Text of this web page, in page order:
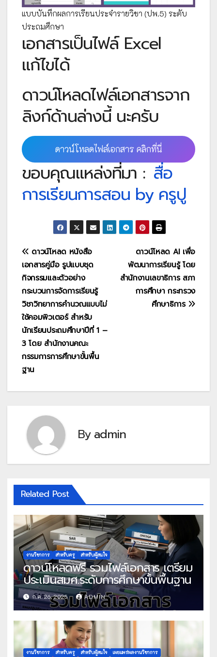
แบบบันทึกผลการเรียนประจำรายวิชา (ปพ.5) ระดับ
ประถมศึกษา
เอกสารเป็นไฟล์ Excel
แก้ไขได้
ดาวน์โหลดไฟล์เอกสารจาก
ลิงก์ด้านล่างนี้ นะครับ
ดาวน์โหลดไฟล์เอกสาร คลิกที่นี่
ขอบคุณแหล่งที่มา : สื่อ
การเรียนการสอน by ครูปู
แนะแนว
เรื่อง
ดาวน์โหลด AI เพื่อ
พัฒนาการเรียนรู้ โดย
สำนักงานเลขาธิการ สภา
การศึกษา กระทรวง
ศึกษาธิการ
ดาวน์โหลด หนังสือ
เอกสารคู่มือ รูปแบบชุด
กิจกรรมและตัวอย่าง
กระบวนการจัดการเรียนรู้
วิชาวิทยาการคำนวณแบบไม่
ใช้คอมพิวเตอร์ สำหรับ
นักเรียนประถมศึกษาปีที่ 1 –
3 โดย สำนักงานคณะ
กรรมการการศึกษาขั้นพื้น
ฐาน
Byadmin
Related Post
งานวิชาการ สำหรับครู สำหรับผู้สนใจ
ดาวน์โหลดฟรี รวมไฟล์เอกสาร เตรียม
ประเมินสมศ.ระดับการศึกษาขั้นพื้นฐาน
ก.ค. 26, 2025 ADMIN
งานวิชาการ สำหรับครู สำหรับผู้สนใจ เผยแพร่ผลงานวิชาการ